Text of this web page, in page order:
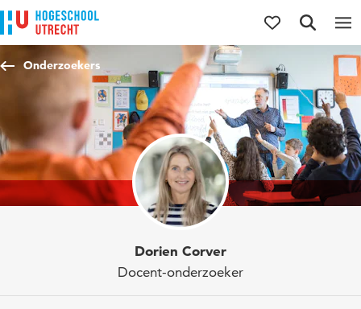
Direct naar de inhoud
Direct naar de hoofdnavigatie
Direct naar de zoekfunctie
Onderzoekers
Dorien Corver
Docent-onderzoeker